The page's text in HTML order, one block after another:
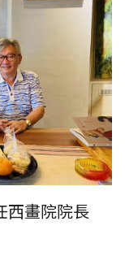
西畫院院長